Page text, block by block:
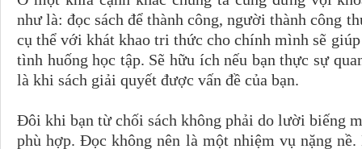
như là: đọc sách để thành công, người thành công
cụ thể với khát khao tri thức cho chính mình sẽ
tình huống học tập. Sẽ hữu ích nếu bạn thực sự
là khi sách giải quyết được vấn đề của bạn.
Đôi khi bạn từ chối sách không phải do lười biếng
phù hợp. Đọc không nên là một nhiệm vụ nặng